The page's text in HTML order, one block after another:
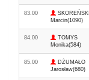
83.00
SKOREŃSKI
Marcin(1090)
84.00
TOMYS
Monika(584)
85.00
DŻUMAŁO
Jarosław(680)